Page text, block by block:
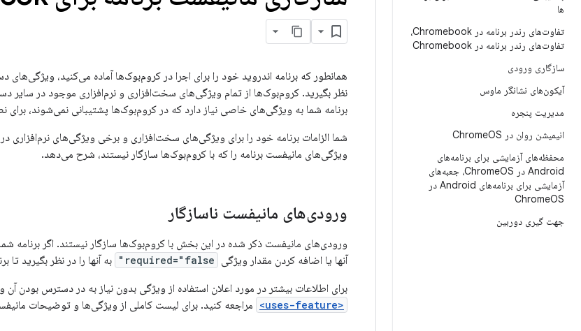
ها
تفاوت‌های رندر برنامه در Chromebook،
تفاوت‌های رندر برنامه در Chromebook
سازگاری ورودی
آیکون‌های نشانگر ماوس
مدیریت پنجره
انیمیشن روان در Chrome OS
محفظه‌های آزمایشی برای برنامه‌های
Android در Chrome
OS، جعبه‌های
آزمایشی برای برنامه‌های Android در
ChromeOS
جهت گیری دوربین
همانطور که برنامه اندروید خود را برای اجرا در کروم‌بوک‌ها آماده می‌کنید، ویژگی‌های
نظر بگیرید. کروم‌بوک‌ها از تمام ویژگی‌های سخت‌افزاری و نرم‌افزاری موجود در سایر
برنامه شما به ویژگی‌های خاصی نیاز دارد که در کروم‌بوک‌ها پشتیبانی نمی‌شوند،
شما الزامات برنامه خود را برای ویژگی‌های سخت‌افزاری و برخی ویژگی‌های نرم‌افزاری در
ویژگی‌های مانیفست برنامه را که با کروم‌بوک‌ها سازگار نیستند، شرح می‌دهد.
ورودی‌های مانیفست ناسازگار
ورودی‌های مانیفست ذکر شده در این بخش با کروم‌بوک‌ها سازگار نیستند. اگر برنامه
آنها یا اضافه کردن مقدار ویژگی required="false"
به آنها را در نظر بگیرید
برای اطلاعات بیشتر در مورد اعلان استفاده از ویژگی بدون نیاز به در دسترس بودن
<uses-feature> مراجعه کنید. برای لیست کاملی از ویژگی‌ها و توضیحات